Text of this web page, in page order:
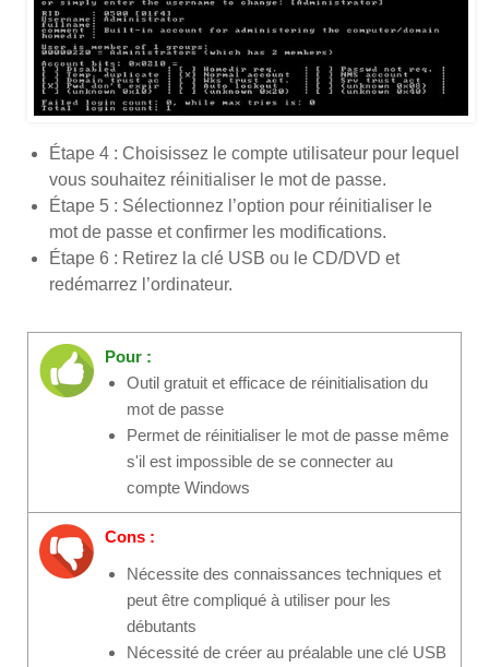
Étape 4 : Choisissez le compte utilisateur pour lequel
vous souhaitez réinitialiser le mot de passe.
Étape 5 : Sélectionnez l’option pour réinitialiser le
mot de passe et confirmer les modifications.
Étape 6 : Retirez la clé USB ou le CD/DVD et
redémarrez l’ordinateur.
Pour :
Outil gratuit et efficace de réinitialisation du
mot de passe
Permet de réinitialiser le mot de passe même
s'il est impossible de se connecter au
compte Windows
Cons :
Nécessite des connaissances techniques et
peut être compliqué à utiliser pour les
débutants
Nécessité de créer au préalable une clé USB